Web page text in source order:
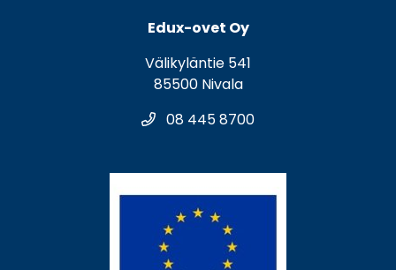
Edux-ovet Oy
Välikyläntie 541
85500 Nivala
08 445 8700